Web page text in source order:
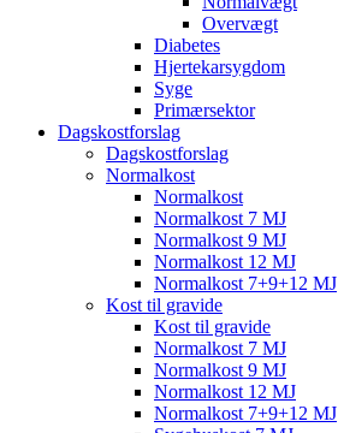
Overvægt
Diabetes
Hjertekarsygdom
Syge
Primærsektor
Dagskostforslag
Dagskostforslag
Normalkost
Normalkost
Normalkost 7 MJ
Normalkost 9 MJ
Normalkost 12 MJ
Normalkost 7+9+12 MJ
Kost til gravide
Kost til gravide
Normalkost 7 MJ
Normalkost 9 MJ
Normalkost 12 MJ
Normalkost 7+9+12 MJ